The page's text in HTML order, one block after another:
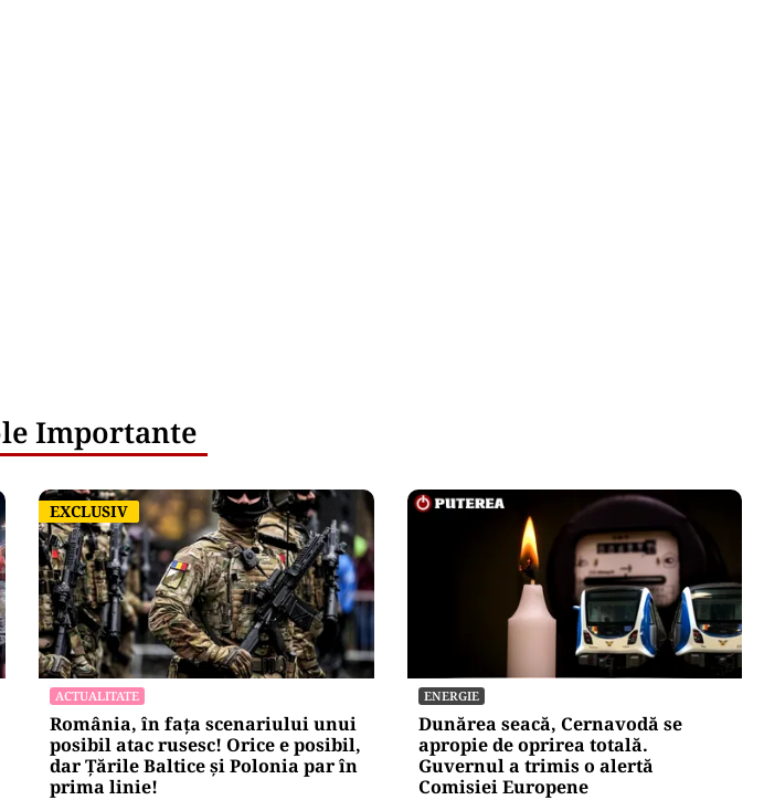
Importante
EXCLUSIV
EXCLUSIV
ACTUALITATE
România, în fața scenariului unui
posibil atac rusesc! Orice e posibil,
dar Țările Baltice și Polonia par în
prima linie!
ENERGIE
Dunărea seacă, Cernavodă se
apropie de oprirea totală.
Guvernul a trimis o alertă
Comisiei Europene